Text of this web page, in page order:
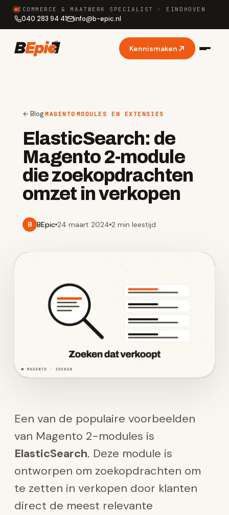
ECOMMERCE & MAATWERK SPECIALIST · EINDHOVEN
040 283 94 41 info@b-epic.nl
Kennismaken
← Blog·MAGENTO·MODULES EN EXTENSIES
ElasticSearch: de
Magento 2-module
die zoekopdrachten
omzet in verkopen
B BEpic 24 maart 2024 2 min leestijd
Een van de populaire voorbeelden
van Magento 2-modules is
ElasticSearch. Deze module is
ontworpen om zoekopdrachten om
te zetten in verkopen door klanten
direct de meest relevante